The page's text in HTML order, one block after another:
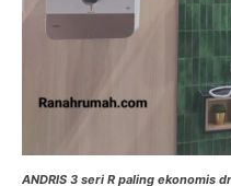
ANDRIS 3 seri R paling ekonomis